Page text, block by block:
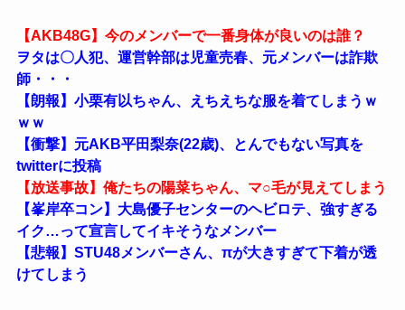
【AKB48G】今のメンバーで一番身体が良いのは誰？
ヲタは〇人犯、運営幹部は児童売春、元メンバーは詐欺
師・・・
【朗報】小栗有以ちゃん、えちえちな服を着てしまうｗ
ｗｗ
【衝撃】元AKB平田梨奈(22歳)、とんでもない写真を
twitterに投稿
【放送事故】俺たちの陽菜ちゃん、マ○毛が見えてしまう
【峯岸卒コン】大島優子センターのヘビロテ、強すぎる
イク…って宣言してイキそうなメンバー
【悲報】STU48メンバーさん、πが大きすぎて下着が透
けてしまう